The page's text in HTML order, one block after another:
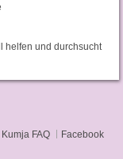
helfen und durchsucht
Kumja FAQ Facebook